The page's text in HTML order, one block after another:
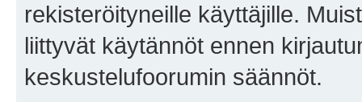
rekisteröityneille käyttäjille.
liittyvät käytännöt ennen
keskustelufoorumin säännöt.